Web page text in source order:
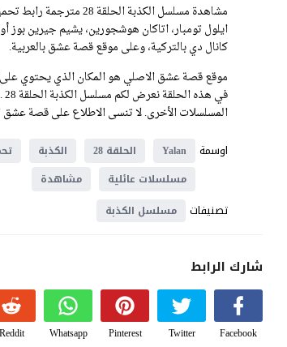
كانال دي بالتركية، وعلى موقع قصة عشق بالعربية.
موقع قصة عشق الاصلي هو المكان الذي يحتوي على
المسلسلات الأخرى. لا تنسى الاطلاع على قصة عشق
اوسمة
Yalan الحلقة 28 الكذبة
مسلسلات عائلية
مشاهدة
تصنيفات مسلسل الكذبة
شارك الرابط
Facebook
Twitter
Pinterest
Whatsapp
Reddit